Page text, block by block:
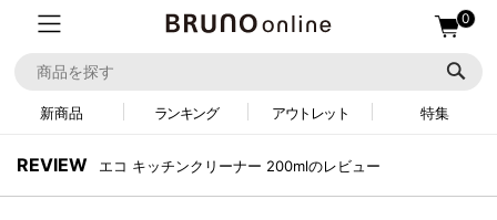
0
新商品 ランキング アウトレット 特集
REVIEW エコ キッチンクリーナー 200mlのレビュー